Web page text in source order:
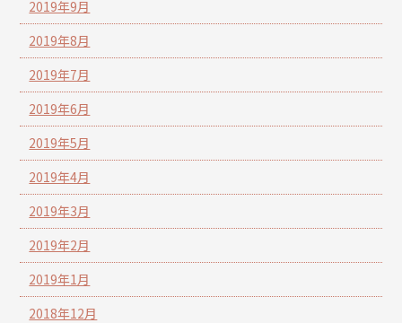
2019年9月
2019年8月
2019年7月
2019年6月
2019年5月
2019年4月
2019年3月
2019年2月
2019年1月
2018年12月